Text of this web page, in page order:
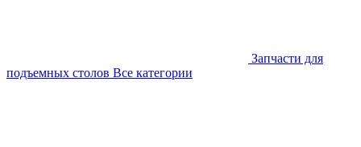
Запчасти для
подъемных столов Все категории